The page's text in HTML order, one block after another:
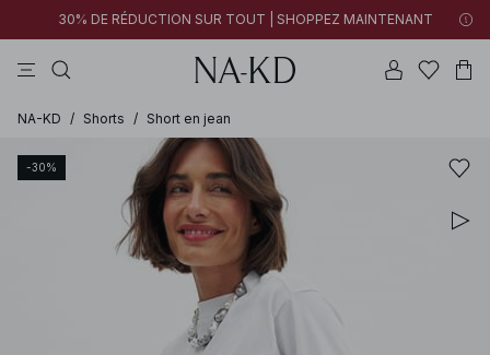
30% DE RÉDUCTION SUR TOUT | SHOPPEZ MAINTENANT
NA-KD / Shorts / Short en jean
-30%